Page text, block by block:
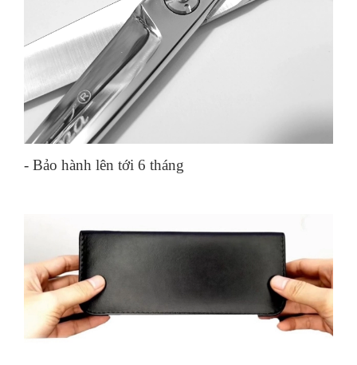
- Bảo hành lên tới 6 tháng